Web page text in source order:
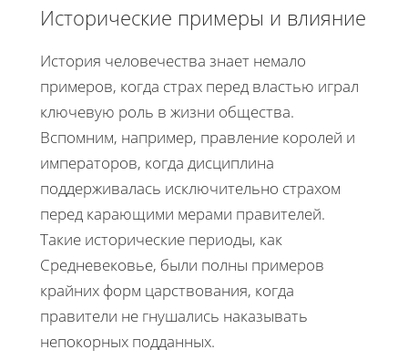
Исторические примеры и влияние
История человечества знает немало
примеров, когда страх перед властью играл
ключевую роль в жизни общества.
Вспомним, например, правление королей и
императоров, когда дисциплина
поддерживалась исключительно страхом
перед карающими мерами правителей.
Такие исторические периоды, как
Средневековье, были полны примеров
крайних форм царствования, когда
правители не гнушались наказывать
непокорных подданных.